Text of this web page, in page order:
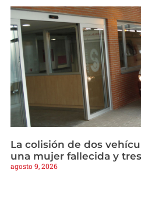
La colisión de dos
una mujer fallecida y
agosto 9, 2026